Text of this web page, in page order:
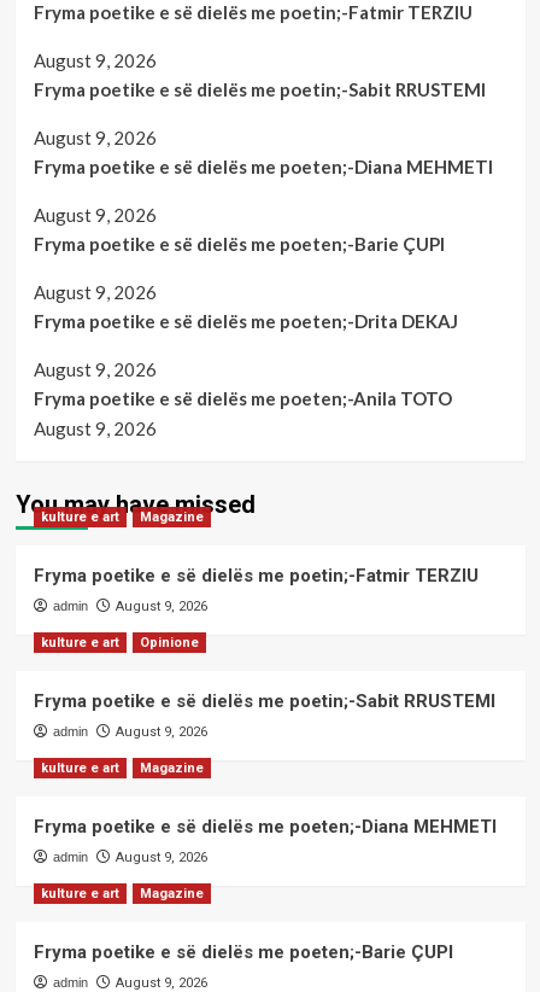
Fryma poetike e së dielës me poetin;-Fatmir TERZIU
August 9, 2026
Fryma poetike e së dielës me poetin;-Sabit RRUSTEMI
August 9, 2026
Fryma poetike e së dielës me poeten;-Diana MEHMETI
August 9, 2026
Fryma poetike e së dielës me poeten;-Barie ÇUPI
August 9, 2026
Fryma poetike e së dielës me poeten;-Drita DEKAJ
August 9, 2026
Fryma poetike e së dielës me poeten;-Anila TOTO
August 9, 2026
You may have missed
kulture e art Magazine
Fryma poetike e së dielës me poetin;-Fatmir TERZIU
admin August 9, 2026
kulture e art Opinione
Fryma poetike e së dielës me poetin;-Sabit RRUSTEMI
admin August 9, 2026
kulture e art Magazine
Fryma poetike e së dielës me poeten;-Diana MEHMETI
admin August 9, 2026
kulture e art Magazine
Fryma poetike e së dielës me poeten;-Barie ÇUPI
admin August 9, 2026